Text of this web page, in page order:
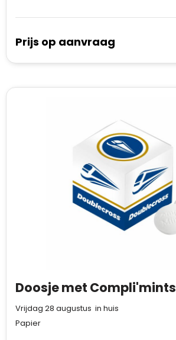
Prijs op aanvraag
Doosje met Compli'mints
Vrijdag 28 augustus in huis
Papier